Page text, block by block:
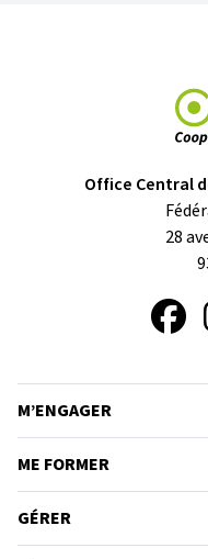
Office Central
28
M’ENGAGER
ME FORMER
GÉRER